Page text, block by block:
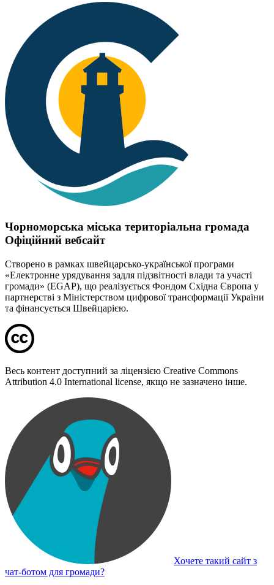
Чорноморська міська територіальна громада
Офіційний вебсайт
Створено в рамках швейцарсько-української програми
«Електронне урядування задля підзвітності влади та участі
громади» (EGAP), що реалізується Фондом Східна Європа у
партнерстві з Міністерством цифрової трансформації України
та фінансується Швейцарією.
Весь контент доступний за ліцензією Creative Commons
Attribution 4.0 International license, якщо не зазначено інше.
Хочете такий сайт з
чат-ботом для громади?